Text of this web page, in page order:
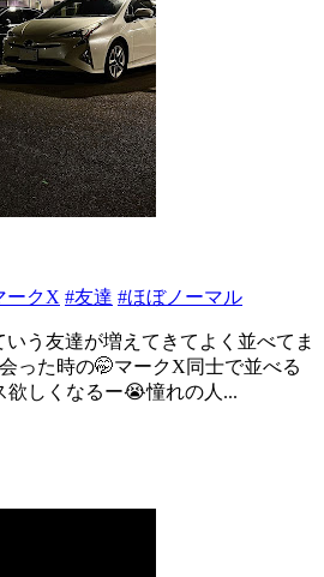
ークX #友達 #ほぼノーマル
う友達が増えてきてよく並べてま
った時の🤭マークX同士で並べる
しくなるー😭憧れの人...